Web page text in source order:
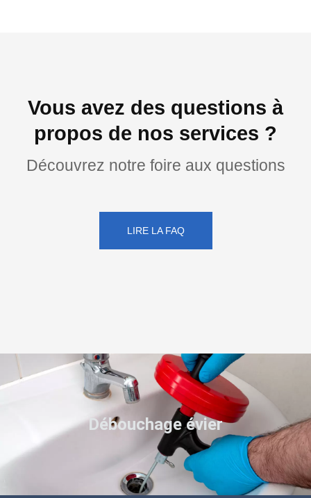
Vous avez des questions à
propos de nos services ?
Découvrez notre foire aux questions
LIRE LA FAQ
Débouchage évier